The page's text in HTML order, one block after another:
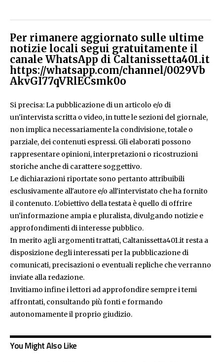
Per rimanere aggiornato sulle ultime
notizie locali segui gratuitamente il
canale WhatsApp di Caltanissetta401.it
https://whatsapp.com/channel/0029Vb
AkvGI77qVRlECsmk0o
Si precisa: La pubblicazione di un articolo e/o di
un'intervista scritta o video, in tutte le sezioni del giornale,
non implica necessariamente la condivisione, totale o
parziale, dei contenuti espressi. Gli elaborati possono
rappresentare opinioni, interpretazioni o ricostruzioni
storiche anche di carattere soggettivo.
Le dichiarazioni riportate sono pertanto attribuibili
esclusivamente all'autore e/o all'intervistato che ha fornito
il contenuto. L'obiettivo della testata è quello di offrire
un'informazione ampia e pluralista, divulgando notizie e
approfondimenti di interesse pubblico.
In merito agli argomenti trattati, Caltanissetta401.it resta a
disposizione degli interessati per la pubblicazione di
comunicati, precisazioni o eventuali repliche che verranno
inviate alla redazione.
Invitiamo infine i lettori ad approfondire sempre i temi
affrontati, consultando più fonti e formando
autonomamente il proprio giudizio.
You Might Also Like